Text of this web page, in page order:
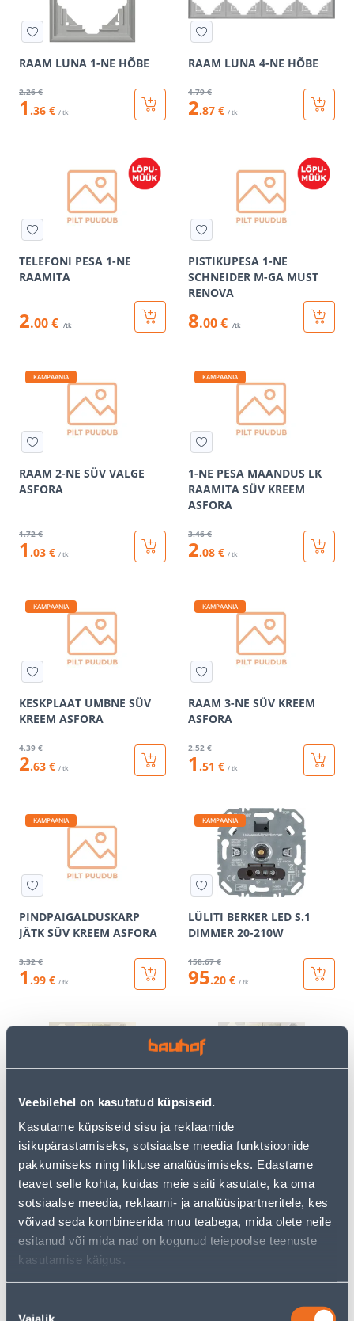
Veebilehel on kasutatud küpsiseid.
Kasutame küpsiseid sisu ja reklaamide
isikupärastamiseks, sotsiaalse meedia funktsioonide
pakkumiseks ning liikluse analüüsimiseks. Edastame
teavet selle kohta, kuidas meie saiti kasutate, ka oma
sotsiaalse meedia, reklaami- ja analüüsipartneritele, kes
võivad seda kombineerida muu teabega, mida olete neile
esitanud või mida nad on kogunud teiepoolse teenuste
kasutamise käigus.
RAAM LUNA 1-NE HÕBE
2.26 €
1 .36 € / tk
RAAM LUNA 4-NE HÕBE
4.79 €
2.87 € / tk
TELEFONI PESA 1-NE
RAAMITA
2.00 € /tk
PISTIKUPESA 1-NE
SCHNEIDER M-GA MUST
RENOVA
8.00 € /tk
KAMPAANIA
RAAM 2-NE SÜV VALGE
ASFORA
1.72 €
1 .03 € / tk
KAMPAANIA
1-NE PESA MAANDUS LK
RAAMITA SÜV KREEM
ASFORA
3.46 €
2.08 € / tk
KAMPAANIA
KESKPLAAT UMBNE SÜV
KREEM ASFORA
4.39 €
2.63 € / tk
KAMPAANIA
RAAM 3-NE SÜV KREEM
ASFORA
2.52 €
1 .51 € / tk
KAMPAANIA
PINDPAIGALDUSKARP
JÄTK SÜV KREEM ASFORA
3.32 €
1 .99 € / tk
KAMPAANIA
LÜLITI BERKER LED S.1
DIMMER 20-210W
158.67 €
95.20 € / tk
VALG.REG NUPP DELTA
LINE BEEZ
3 .00 € /tk
VALG.REG NUPP DELTA
LINE VALGE SIEMENS
3 .00 €